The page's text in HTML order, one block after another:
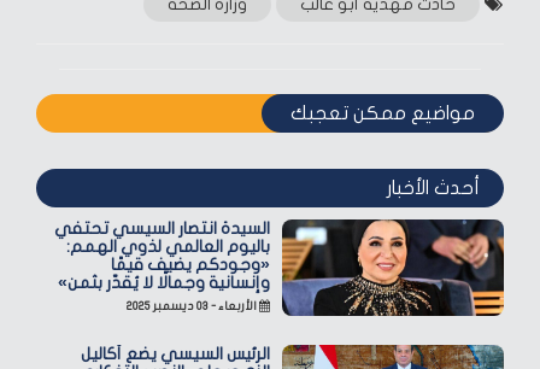
حادث مهدية أبو غالب وزارة الصحة
مواضيع ممكن تعجبك
أحدث الأخبار
السيدة انتصار السيسي تحتفي
باليوم العالمي لذوي الهمم:
«وجودكم يضيف قيمًا
وإنسانية وجمالًا لا يُقدّر بثمن»
الأربعاء - ٠٣ ديسمبر ٢٠٢٥
الرئيس السيسي يضع أكاليل